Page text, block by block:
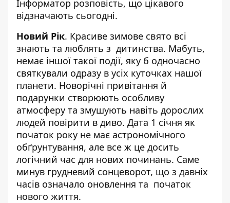
Інформатор розповість, що цікавого
відзначають сьогодні.
Новий Рік. Красиве зимове свято всі
знають та люблять з дитинства. Мабуть,
немає іншої такої події, яку б одночасно
святкували одразу в усіх куточках нашої
планети. Новорічні привітання й
подарунки створюють особливу
атмосферу та змушують навіть дорослих
людей повірити в диво. Дата 1 січня як
початок року не має астрономічного
обґрунтування, але все ж це досить
логічний час для нових починань. Саме
минув грудневий сонцеворот, що з давніх
часів означало оновлення та початок
нового життя.